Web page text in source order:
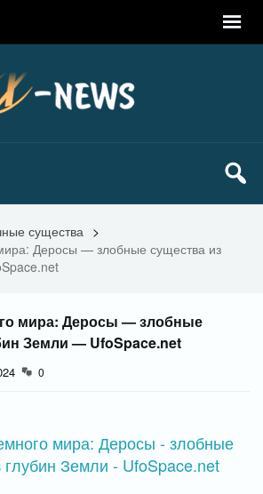
существа >
Деросы — злобные существа из
мира: Деросы — злобные
Земли — UfoSpace.net
0